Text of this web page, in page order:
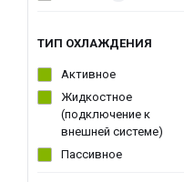
ТИП ОХЛАЖДЕНИЯ
Активное
Жидкостное
(подключение к
внешней системе)
Пассивное